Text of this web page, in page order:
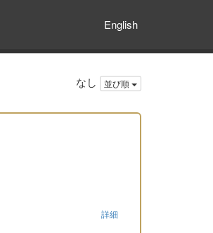
English
なし 並び順
詳細